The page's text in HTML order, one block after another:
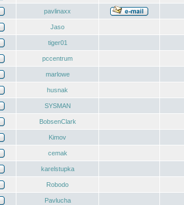
pavlinaxx
Jaso
tiger01
pccentrum
marlowe
husnak
SYSMAN
BobsenClark
Kimov
cemak
karelstupka
Robodo
Pavlucha